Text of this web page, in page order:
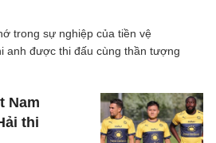
trong sự nghiệp của tiền vệ
anh được thi đấu cùng thần tượng
Nam
thi